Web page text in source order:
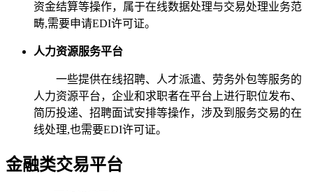
资金结算等操作，属于在线数据处理与交易处理业务范
畴,需要申请EDI许可证。
人力资源服务平台
一些提供在线招聘、人才派遣、劳务外包等服务的
人力资源平台，企业和求职者在平台上进行职位发布、
简历投递、招聘面试安排等操作，涉及到服务交易的在
线处理,也需要EDI许可证。
金融类交易平台